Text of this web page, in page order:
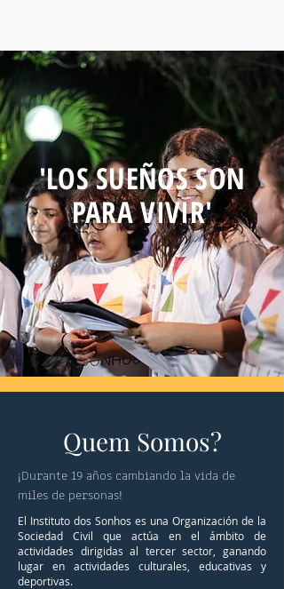
'LOS SUEÑOS SON
PARA VIVIR'
Quem Somos?
¡Durante 19 años cambiando la vida de
miles de personas!
El Instituto dos Sonhos es una Organización de la
Sociedad Civil que actúa en el ámbito de
actividades dirigidas al tercer sector, ganando
lugar en actividades culturales, educativas y
deportivas.